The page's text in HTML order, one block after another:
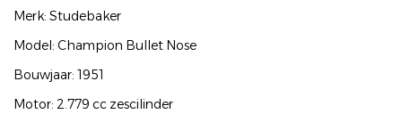
Merk: Studebaker
Model: Champion Bullet Nose
Bouwjaar: 1951
Motor: 2.779 cc zescilinder